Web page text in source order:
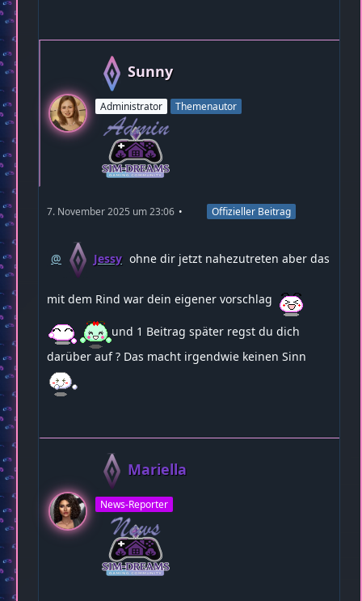
Sunny
Administrator Themenautor
7. November 2025 um 23:06 Offizieller Beitrag
Jessy ohne dir jetzt nahezutreten aber das
mit dem Rind war dein eigener vorschlag
und 1 Beitrag später regst du dich
darüber auf ? Das macht irgendwie keinen Sinn
Mariella
News-Reporter